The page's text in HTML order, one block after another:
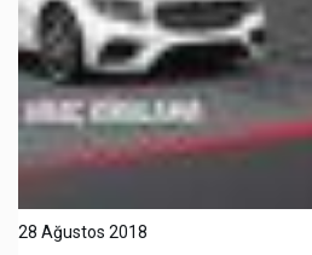
28 Ağustos 2018